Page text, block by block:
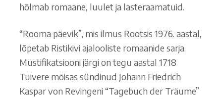
hõlmab romaane, luulet ja lasteraamatuid.
“Rooma päevik”, mis ilmus Rootsis 1976. aastal,
lõpetab Ristikivi ajalooliste romaanide sarja.
Müstifikatsiooni järgi on tegu aastal 1718
Tuivere mõisas sündinud Johann Friedrich
Kaspar von Revingeni “Tagebuch der Träume”